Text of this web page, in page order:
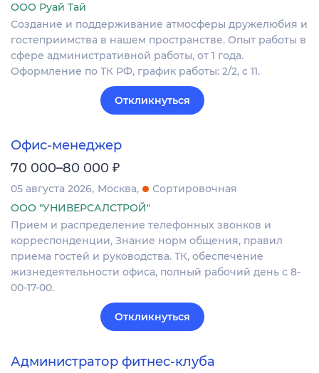
ООО Руай Тай
Создание и поддерживание атмосферы дружелюбия и
гостеприимства в нашем пространстве. Опыт работы в
сфере административной работы, от 1 года.
Оформление по ТК РФ, график работы: 2/2, с 11.
Откликнуться
Офис-менеджер
70 000–80 000 ₽
05 августа 2026 Москва
Сортировочная
ООО "УНИВЕРСАЛСТРОЙ"
Прием и распределение телефонных звонков и
корреспонденции, Знание норм общения, правил
приема гостей и руководства. ТК, обеспечение
жизнедеятельности офиса, полный рабочий день с 8-
00-17-00.
Откликнуться
Администратор фитнес-клуба